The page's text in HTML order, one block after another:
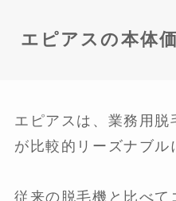
エピアスの本体
エピアスは、業務用
が比較的リーズナブル
従来の脱毛機と比べ